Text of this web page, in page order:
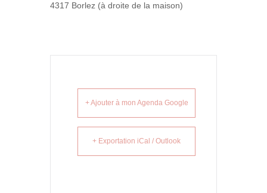
4317 Borlez (à droite de la maison)
+ Ajouter à mon Agenda Google
+ Exportation iCal / Outlook